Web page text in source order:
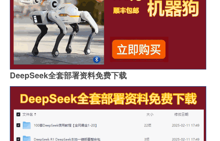
DeepSeek全套部署资料免费下载